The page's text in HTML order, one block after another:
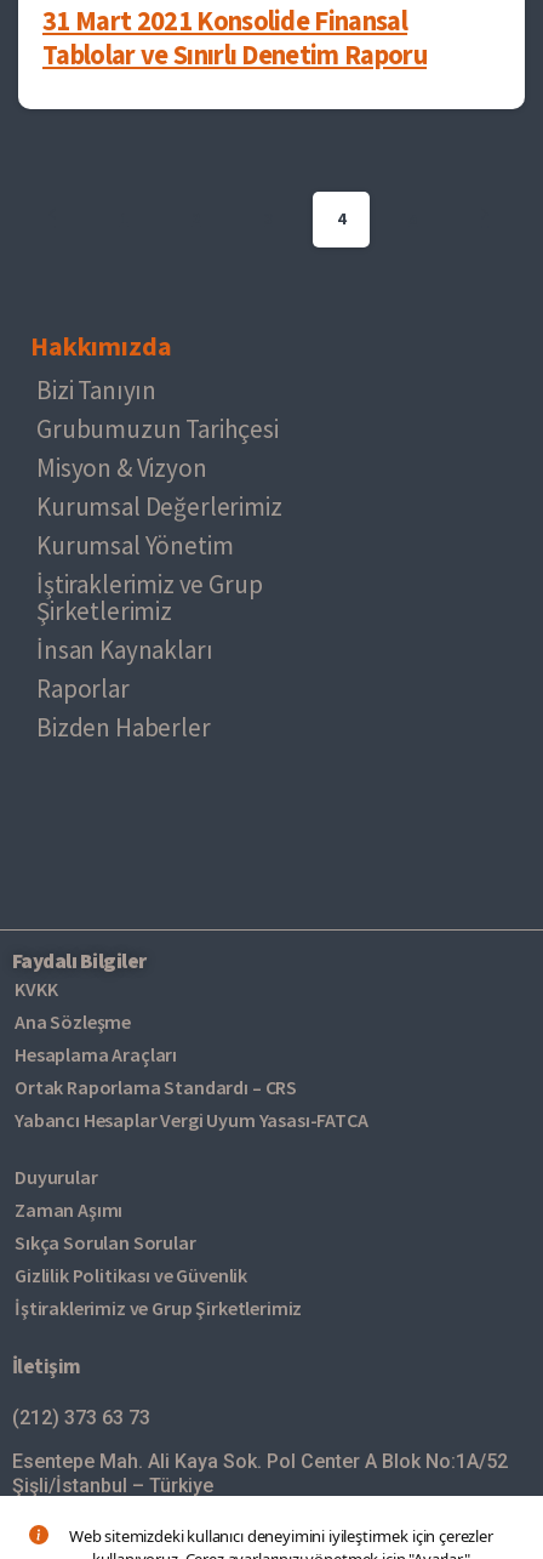
31 Mart 2021 Konsolide Finansal
Tablolar ve Sınırlı Denetim Raporu
4
Hakkımızda
Bizi Tanıyın
Grubumuzun Tarihçesi
Misyon & Vizyon
Kurumsal Değerlerimiz
Kurumsal Yönetim
İştiraklerimiz ve Grup
Şirketlerimiz
İnsan Kaynakları
Raporlar
Bizden Haberler
Faydalı Bilgiler
KVKK
Ana Sözleşme
Hesaplama Araçları
Ortak Raporlama Standardı – CRS
Yabancı Hesaplar Vergi Uyum Yasası-FATCA
Duyurular
Zaman Aşımı
Sıkça Sorulan Sorular
Gizlilik Politikası ve Güvenlik
İştiraklerimiz ve Grup Şirketlerimiz
İletişim
(212) 373 63 73
Esentepe Mah. Ali Kaya Sok. Pol Center A Blok No:1A/52
Şişli/İstanbul – Türkiye
mim@turkishbank.com